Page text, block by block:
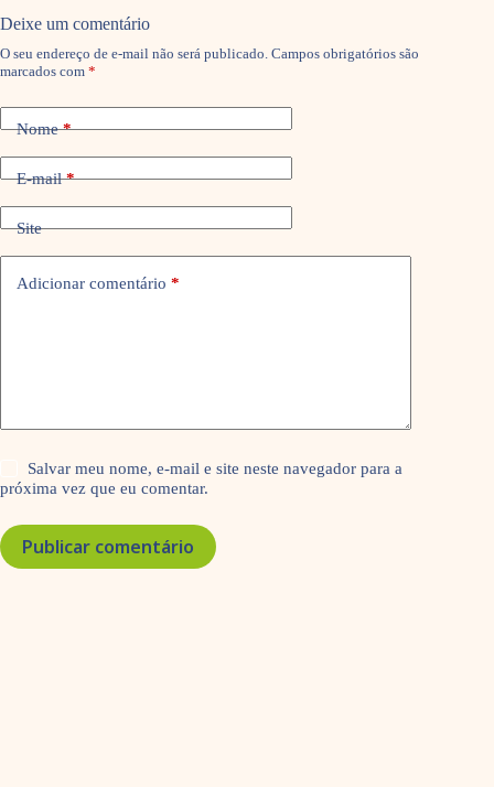
Deixe um comentário
O seu endereço de e-mail não será publicado. Campos obrigatórios são
marcados com *
Nome*
E-mail*
Site
Adicionar comentário *
Salvar meu nome, e-mail e site neste navegador para a
próxima vez que eu comentar.
Publicar comentário